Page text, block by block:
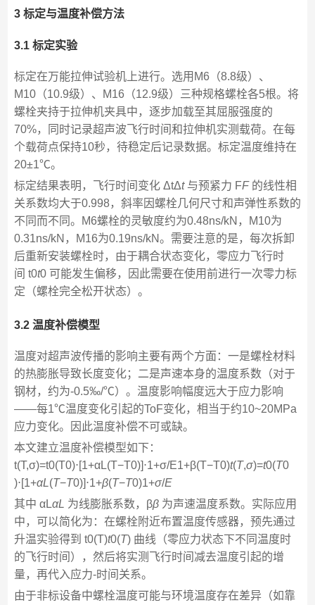
3 标定与温度补偿方法
3.1 标定实验
标定在万能拉伸试验机上进行。选用M6（8.8级）、
M10（10.9级）、M16（12.9级）三种规格螺栓各5根。将
螺栓夹持于拉伸机夹具中，逐步加载至其屈服强度的
70%，同时记录超声波飞行时间和拉伸机实测载荷。在每
个载荷点保持10秒，待稳定后记录数据。标定温度维持在
20±1℃。
标定结果表明，飞行时间变化 ΔtΔt与预紧力 FF的线性相
关系数均大于0.998，斜率因螺栓几何尺寸和声弹性系数的
不同而不同。M6螺栓的灵敏度约为0.48ns/kN，M10为
0.31ns/kN，M16为0.19ns/kN。需要注意的是，每次拆卸
后重新安装螺栓时，由于耦合状态变化，零应力飞行时
间 t0t0​ 可能发生偏移，因此需要在使用前进行一次零力标
定（螺栓完全松开状态）。
3.2 温度补偿模型
温度对超声波传播的影响主要有两个方面：一是螺栓材料
的热膨胀导致长度变化；二是声速本身的温度系数（对于
钢材，约为-0.5‰/℃）。温度影响幅度远大于应力影响
——每1℃温度变化引起的ToF变化，相当于约10~20MPa
应力变化。因此温度补偿不可或缺。
本文建立温度补偿模型如下：
t(T,σ)=t0(T0)⋅[1+αL(T−T0)]⋅1+σ/E1+β(T−T0)t(T,σ)=t0​(T0​
)⋅[1+αL​(T−T0​)]⋅1+β(T−T0​)1+σ/E
其中 αLαL ​ 为线膨胀系数，ββ为声速温度系数。实际应用
中，可以简化为：在螺栓附近布置温度传感器，预先通过
升温实验得到 t0(T)t0​(T) 曲线（零应力状态下不同温度时
的飞行时间），然后将实测飞行时间减去温度引起的增
量，再代入应力-时间关系。
由于非标设备中螺栓温度可能与环境温度存在差异（如靠